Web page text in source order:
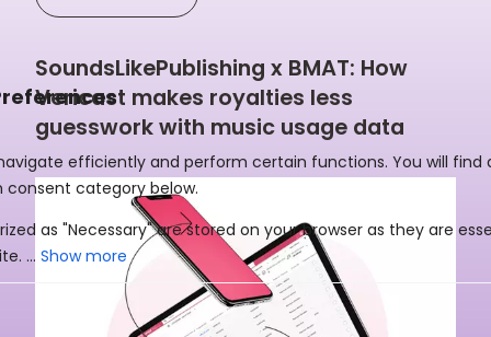
Show more
SoundsLikePublishing x BMAT: How
Vericast makes royalties less
guesswork with music usage data